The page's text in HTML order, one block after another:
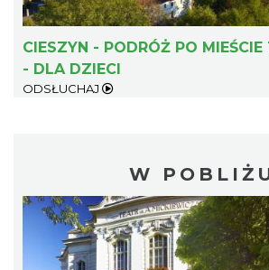
CIESZYN - PODRÓŻ PO MIEŚCIE
- DLA DZIECI
ODSŁUCHAJ
W